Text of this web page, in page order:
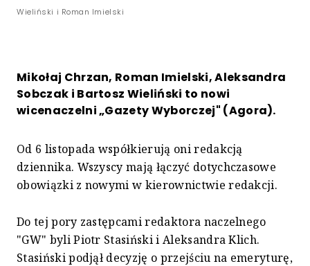
Wieliński i Roman Imielski
Mikołaj Chrzan, Roman Imielski, Aleksandra
Sobczak i Bartosz Wieliński to nowi
wicenaczelni „Gazety Wyborczej" (Agora).
Od 6 listopada współkierują oni redakcją
dziennika. Wszyscy mają łączyć dotychczasowe
obowiązki z nowymi w kierownictwie redakcji.
Do tej pory zastępcami redaktora naczelnego
"GW" byli Piotr Stasiński i Aleksandra Klich.
Stasiński podjął decyzję o przejściu na emeryturę,